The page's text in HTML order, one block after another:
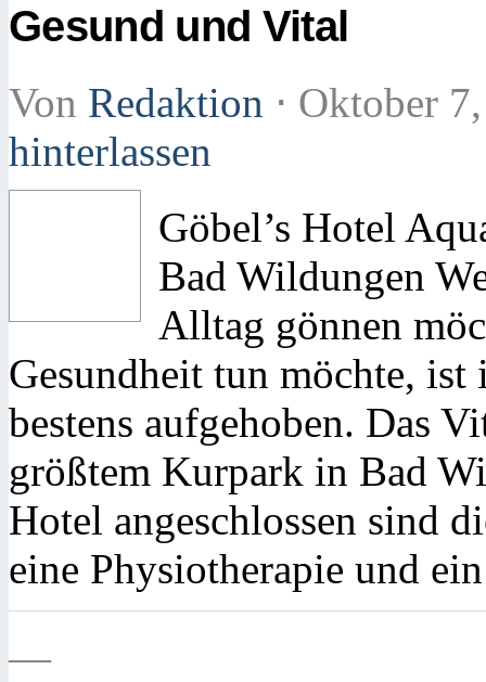
Gesund und Vital
Von Redaktion ⋅ Oktober
hinterlassen
Göbel’s Hotel
Bad Wildungen
Alltag gönnen
Gesundheit tun möchte,
bestens aufgehoben. Das
größtem Kurpark in Bad
Hotel angeschlossen sind
eine Physiotherapie und
—